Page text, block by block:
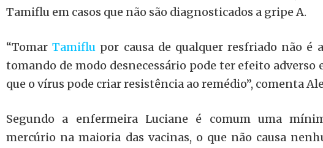
Tamiflu em casos que não são diagnosticados a gripe A.
“TomarTamiflu por causa de qualquer resfriado não é
tomando de modo desnecessário pode ter efeito adverso
que o vírus pode criar resistência ao remédio”, comenta
Segundo a enfermeira Luciane é comum uma
mercúrio na maioria das vacinas, o que não causa